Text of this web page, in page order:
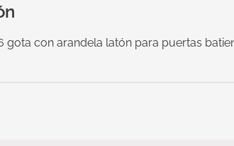
gota con arandela latón para puertas